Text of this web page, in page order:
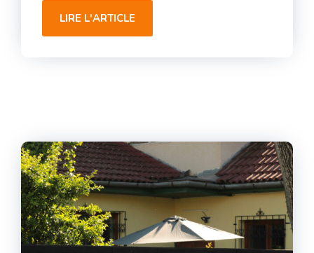
LIRE L'ARTICLE